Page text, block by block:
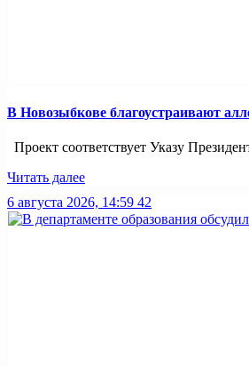
В Новозыбкове благоустраивают
Проект соответствует Указу
Читать далее
6 августа 2026, 14:59 42